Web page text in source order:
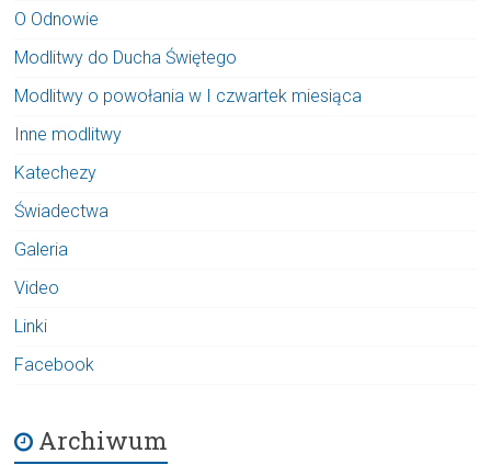
O Odnowie
Modlitwy do Ducha Świętego
Modlitwy o powołania w I czwartek miesiąca
Inne modlitwy
Katechezy
Świadectwa
Galeria
Video
Linki
Facebook
Archiwum